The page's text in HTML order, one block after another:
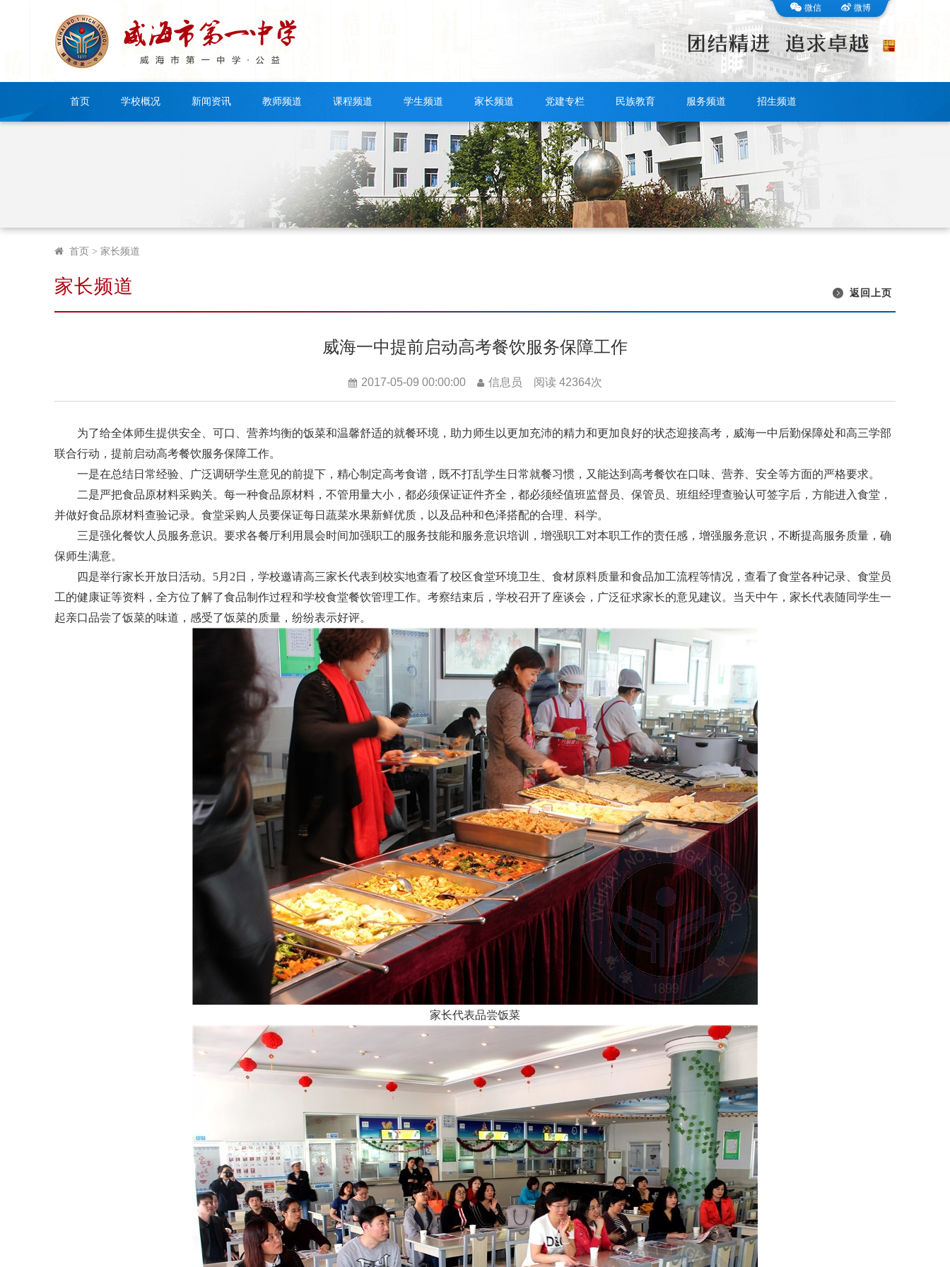
微信 微博
首页 学校概况 新闻资讯 教师频道 课程频道 学生频道 家长频道 党建专栏 民族教育 服务频道 招生频道
首页 > 家长频道
家长频道 返回上页
威海一中提前启动高考餐饮服务保障工作
2017-05-09 00:00:00 信息员 阅读 42364次
为了给全体师生提供安全、可口、营养均衡的饭菜和温馨舒适的就餐环境，助力师生以更加充沛的精力和更加良好的状态迎接高考，威海一中后勤保障处和高三学部
联合行动，提前启动高考餐饮服务保障工作。
一是在总结日常经验、广泛调研学生意见的前提下，精心制定高考食谱，既不打乱学生日常就餐习惯，又能达到高考餐饮在口味、营养、安全等方面的严格要求。
二是严把食品原材料采购关。每一种食品原材料，不管用量大小，都必须保证证件齐全，都必须经值班监督员、保管员、班组经理查验认可签字后，方能进入食堂，
并做好食品原材料查验记录。食堂采购人员要保证每日蔬菜水果新鲜优质，以及品种和色泽搭配的合理、科学。
三是强化餐饮人员服务意识。要求各餐厅利用晨会时间加强职工的服务技能和服务意识培训，增强职工对本职工作的责任感，增强服务意识，不断提高服务质量，确
保师生满意。
四是举行家长开放日活动。5月2日，学校邀请高三家长代表到校实地查看了校区食堂环境卫生、食材原料质量和食品加工流程等情况，查看了食堂各种记录、食堂员
工的健康证等资料，全方位了解了食品制作过程和学校食堂餐饮管理工作。考察结束后，学校召开了座谈会，广泛征求家长的意见建议。当天中午，家长代表随同学生一
起亲口品尝了饭菜的味道，感受了饭菜的质量，纷纷表示好评。
家长代表品尝饭菜